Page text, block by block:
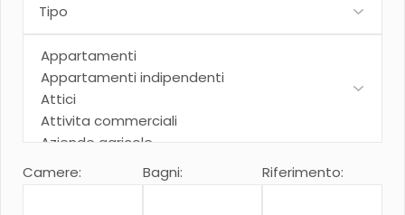
Camere: Bagni: Riferimento: